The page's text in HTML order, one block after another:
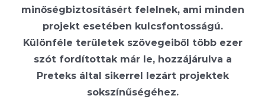
minőségbiztosításért felelnek, ami minden
projekt esetében kulcsfontosságú.
Különféle területek szövegeiből több ezer
szót fordítottak már le, hozzájárulva a
Preteks által sikerrel lezárt projektek
sokszínűségéhez.